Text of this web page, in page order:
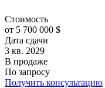
Стоимость
от 5 700 000 $
Дата сдачи
3 кв. 2029
В продаже
По запросу
Получить консультацию